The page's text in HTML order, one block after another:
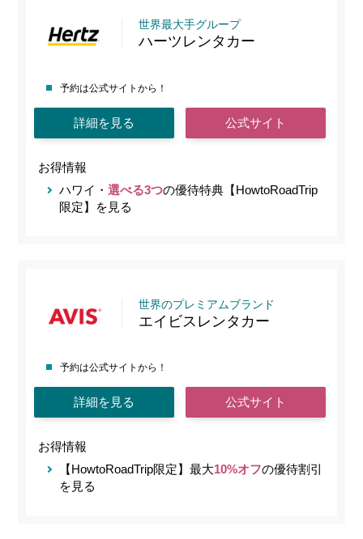
世界最大手グループ
ハーツレンタカー
予約は公式サイトから！
詳細を見る 公式サイト
お得情報
ハワイ・選べる3つの優待特典【HowtoRoadTrip
限定】を見る
世界のプレミアムブランド
エイビスレンタカー
予約は公式サイトから！
詳細を見る 公式サイト
お得情報
【HowtoRoadTrip限定】最大10%オフの優待割引
を見る